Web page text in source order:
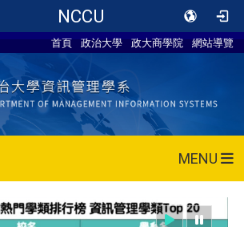
NCCU
首頁 政治大學 政大商學院 網站導覽
MENU